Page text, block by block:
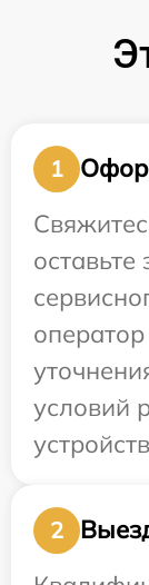
1
оставьте
условий
2